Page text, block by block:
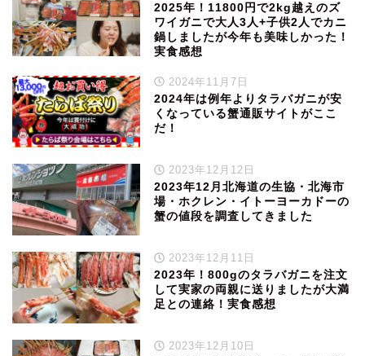
2025年！11800円で2kg越えのズ
ワイガニで大人3人+子供2人でカニ
鍋しましたが今年も美味しかった！
実食感想
2024年11月7日
2024年は例年よりタラバガニが安
くなっている蟹通販サイトがここ
だ！
2023年12月12日
2023年12月北海道の生協・北海市
場・ホクレン・イトーヨーカドーの
蟹の値段を調査してきました
2023年12月11日
2023年！800gのタラバガニを注文
して実家の両親に送りましたが大満
足との連絡！実食感想
2023年12月10日